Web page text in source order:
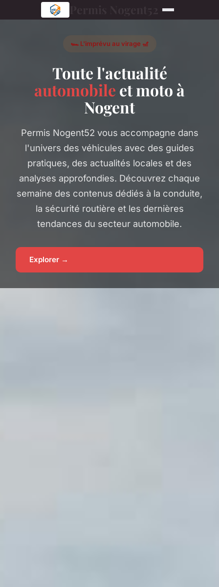
🏎️ L'imprévu au virage 🎢
Toute l'actualité
automobile et moto à
Nogent
Permis Nogent52 vous accompagne dans
l'univers des véhicules avec des guides
pratiques, des actualités locales et des
analyses approfondies. Découvrez chaque
semaine des contenus dédiés à la conduite,
la sécurité routière et les dernières
tendances du secteur automobile.
Explorer →